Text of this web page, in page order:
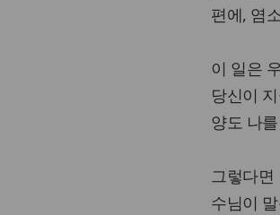
편에, 염
이 일은
당신이
양도 나
그렇다면
수님이